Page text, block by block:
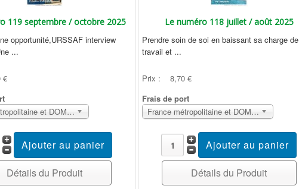
119 septembre / octobre 2025
opportunité,URSSAF interview
...
€
France métropolitaine et DOM Sans surcoût
Détails du Produit
Le numéro 118 juillet / août 2025
Prendre soin de soi en baissant sa charge de
travail et ...
Prix :
8,70 €
Frais de port
France métropolitaine et DOM Sans surcoût
Détails du Produit